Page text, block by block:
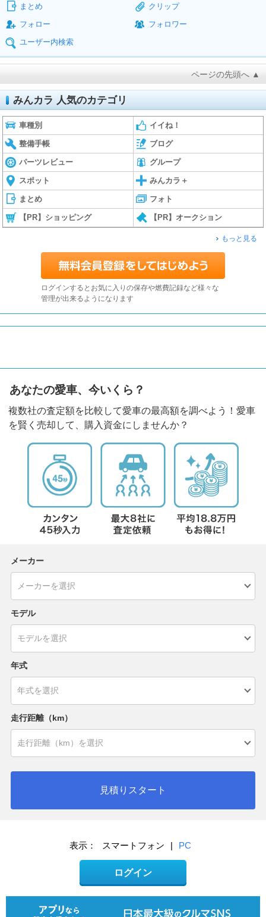
まとめ
クリップ
フォロー
フォロワー
ユーザー内検索
ページの先頭へ ▲
みんカラ 人気のカテゴリ
車種別 イイね！
整備手帳 ブログ
パーツレビュー グループ
スポット みんカラ＋
まとめ フォト
【PR】ショッピング 【PR】オークション
もっと見る
ログインするとお気に入りの保存や燃費記録など様々な
管理が出来るようになります
あなたの愛車、今いくら？
複数社の査定額を比較して愛車の最高額を調べよう！愛車
を賢く売却して、購入資金にしませんか？
メーカー
モデル
年式
走行距離（km）
見積りスタート
表示： スマートフォン | PC
ログイン